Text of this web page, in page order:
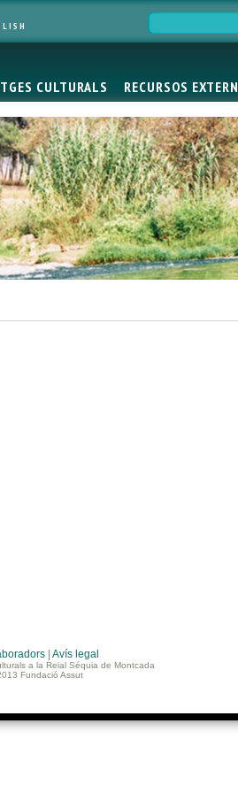
CULTURALS RECURSOS
| Avís legal
a la Reial Séquia de Montcada
Fundació Assut